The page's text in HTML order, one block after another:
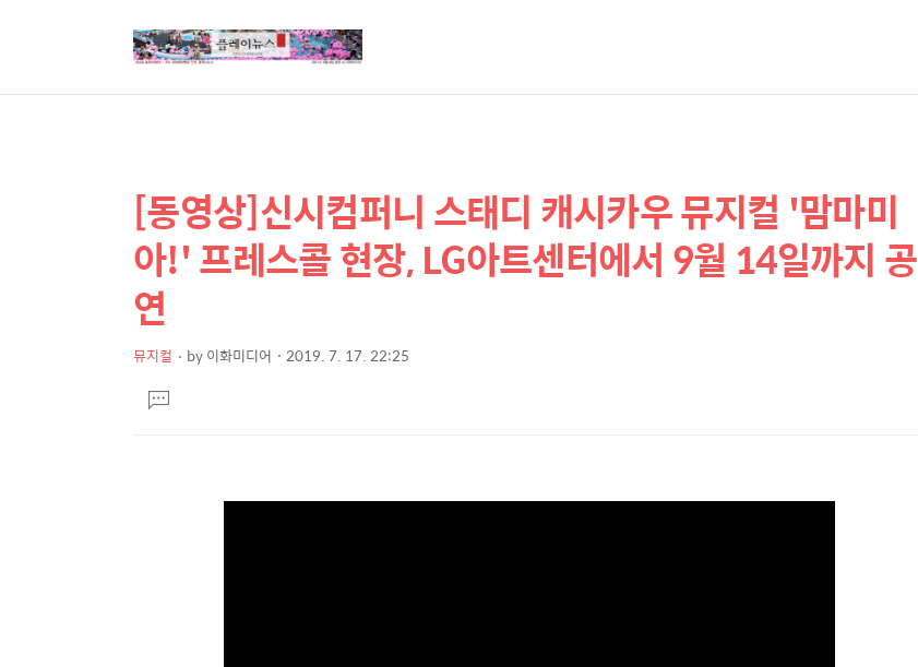
상
세
컨
텐
츠
본
문
제
[동영상]신시컴퍼니 스태디 캐시카우 뮤지컬 '맘마미
아!' 프레스콜 현장, LG아트센터에서 9월 14일까지 공
연
뮤지컬 by이화미디어 2019. 7. 17. 22:25
문댓
글